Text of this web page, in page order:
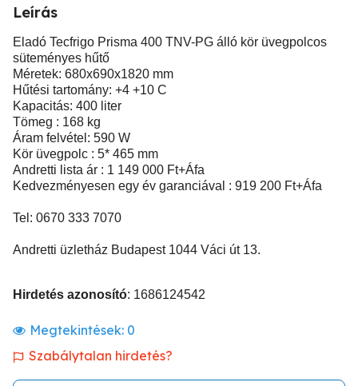
Leírás
Eladó Tecfrigo Prisma 400 TNV-PG álló kör üvegpolcos
süteményes hűtő
Méretek: 680x690x1820 mm
Hűtési tartomány: +4 +10 C
Kapacitás: 400 liter
Tömeg : 168 kg
Áram felvétel: 590 W
Kör üvegpolc : 5* 465 mm
Andretti lista ár : 1 149 000 Ft+Áfa
Kedvezményesen egy év garanciával : 919 200 Ft+Áfa
Tel: 0670 333 7070
Andretti üzletház Budapest 1044 Váci út 13.
Hirdetés azonosító: 1686124542
Megtekintések: 0
Szabálytalan hirdetés?